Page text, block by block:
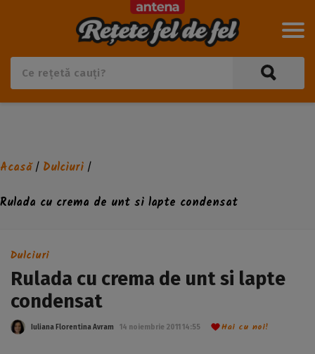
Acasă/ Dulciuri /
Rulada cu crema de unt si lapte condensat
Dulciuri
Rulada cu crema de unt si lapte
condensat
Iuliana Florentina Avram 14 noiembrie 2011 14:55 Hai cu noi!